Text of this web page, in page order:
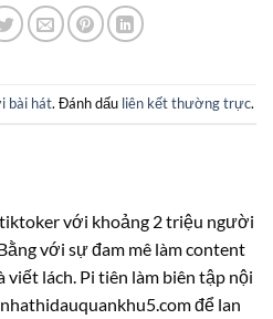
bài hát. Đánh dấu liên kết thường trực.
với khoảng 2 triệu người
với sự đam mê làm content
viết lách. Pi tiên làm biên tập nội
để lan